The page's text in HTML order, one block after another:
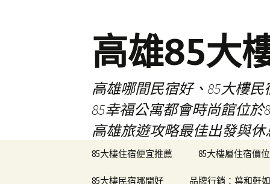
高雄85大
高雄哪間民宿好、85大樓
85幸福公寓都會時尚館位
高雄旅遊攻略最佳出發與
85大樓住宿便宜推薦 85大樓層住宿價位
85大樓民宿哪間好 品牌行銷：葉和軒